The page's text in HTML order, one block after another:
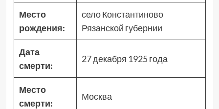
Место
рождения:
село Константиново
Рязанской губернии
Дата
смерти:
27 декабря 1925 года
Место
смерти:
Москва